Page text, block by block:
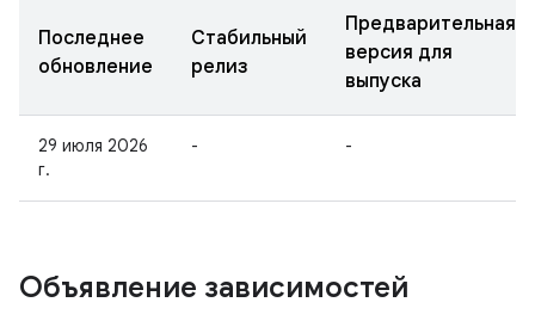
Последнее
обновление
Стабильный
релиз
Предварительная
версия для
выпуска
29 июля 2026
г.
- -
Объявление зависимостей